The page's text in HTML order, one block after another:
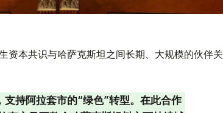
资本共识与哈萨克斯坦之间长期、大规模的伙伴关
持阿拉套市的“绿色”转型。在此合作